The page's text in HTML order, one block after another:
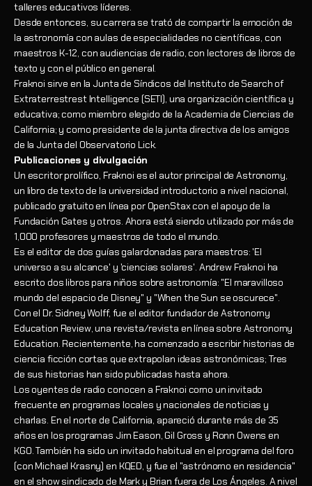
talleres educativos líderes.
Desde entonces, su carrera se trató de compartir la emoción de
la astronomía con aulas de especialidades no científicas, con
maestros K-12, con audiencias de radio, con lectores de libros de
texto y con el público en general.
Fraknoi sirve en la Junta de Síndicos del Instituto de Search of
Extraterrestrest Intelligence (SETI), una organización científica y
educativa; como miembro elegido de la Academia de Ciencias de
California; y como presidente de la junta directiva de los amigos
de la Junta del Observatorio Lick.
Publicaciones y divulgación
Un escritor prolífico, Fraknoi es el autor principal de Astronomy,
un libro de texto de la universidad introductorio a nivel nacional,
publicado gratuito en línea por OpenStax con el apoyo de la
Fundación Gates y otros. Ahora está siendo utilizado por más de
1,000 profesores y maestros de todo el mundo.
Es el editor de dos guías galardonadas para maestros: 'El
universo a su alcance' y 'ciencias solares'. Andrew Fraknoi ha
escrito dos libros para niños sobre astronomía: "El maravilloso
mundo del espacio de Disney" y "When the Sun se oscurece".
Con el Dr. Sidney Wolff, fue el editor fundador de Astronomy
Education Review, una revista/revista en línea sobre Astronomy
Education. Recientemente, ha comenzado a escribir historias de
ciencia ficción cortas que extrapolan ideas astronómicas; Tres
de sus historias han sido publicadas hasta ahora.
Los oyentes de radio conocen a Fraknoi como un invitado
frecuente en programas locales y nacionales de noticias y
charlas. En el norte de California, apareció durante más de 35
años en los programas Jim Eason, Gil Gross y Ronn Owens en
KGO. También ha sido un invitado habitual en el programa del foro
(con Michael Krasny) en KQED, y fue el "astrónomo en residencia"
en el show sindicado de Mark y Brian fuera de Los Ángeles. A nivel